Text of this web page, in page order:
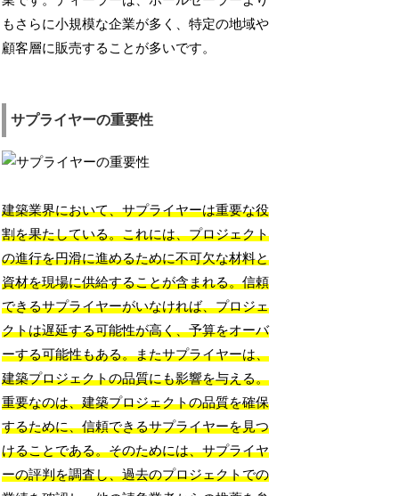
もさらに小規模な企業が多く、特定の地域や
顧客層に販売することが多いです。
サプライヤーの重要性
建築業界において、サプライヤーは重要な役
割を果たしている。これには、プロジェクト
の進行を円滑に進めるために不可欠な材料と
資材を現場に供給することが含まれる。信頼
できるサプライヤーがいなければ、プロジェ
クトは遅延する可能性が高く、予算をオーバ
ーする可能性もある。またサプライヤーは、
建築プロジェクトの品質にも影響を与える。
重要なのは、建築プロジェクトの品質を確保
するために、信頼できるサプライヤーを見つ
けることである。そのためには、サプライヤ
ーの評判を調査し、過去のプロジェクトでの